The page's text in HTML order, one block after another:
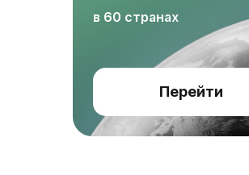
в 60 странах
Перейти